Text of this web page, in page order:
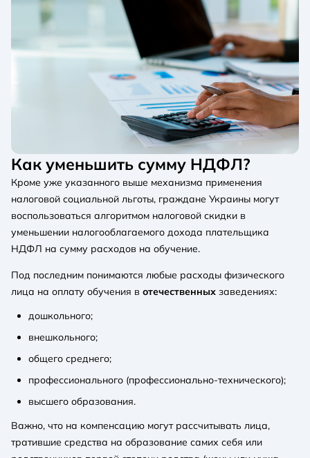
Как уменьшить сумму НДФЛ?
Кроме уже указанного выше механизма применения
налоговой социальной льготы, граждане Украины могут
воспользоваться алгоритмом налоговой скидки в
уменьшении налогооблагаемого дохода плательщика
НДФЛ на сумму расходов на обучение.
Под последним понимаются любые расходы физического
лица на оплату обучения в отечественных заведениях:
дошкольного;
внешкольного;
общего среднего;
профессионального (профессионально-технического);
высшего образования.
Важно, что на компенсацию могут рассчитывать лица,
тратившие средства на образование самих себя или